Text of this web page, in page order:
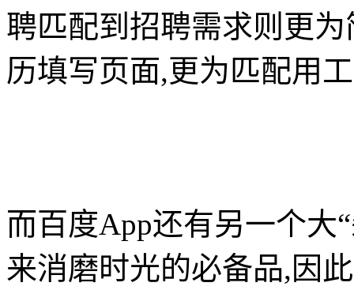
聘匹配到招聘需求则更
历填写页面,更为匹配用
而百度App还有另一个大
来消磨时光的必备品,因